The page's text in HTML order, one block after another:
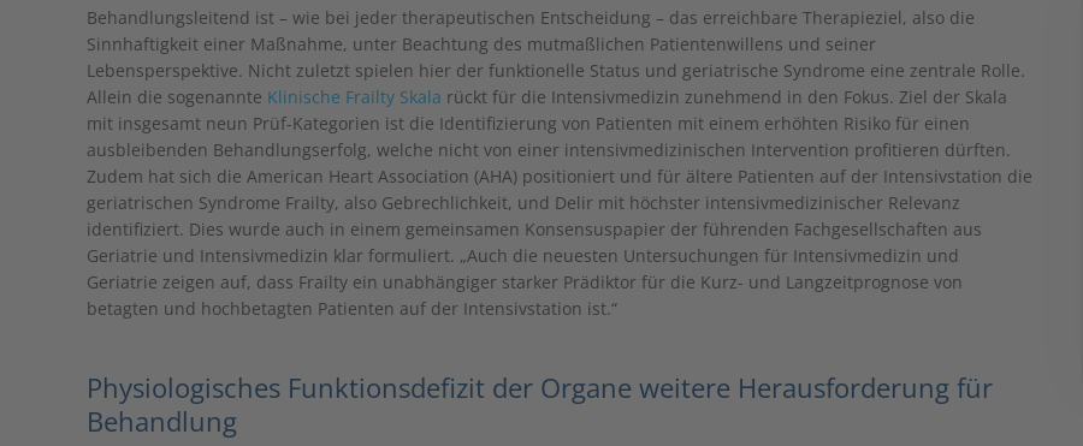
Behandlungsleitend ist – wie bei jeder therapeutischen Entscheidung – das erreichbare Therapieziel, also die
Sinnhaftigkeit einer Maßnahme, unter Beachtung des mutmaßlichen Patientenwillens und seiner
Lebensperspektive. Nicht zuletzt spielen hier der funktionelle Status und geriatrische Syndrome eine zentrale Rolle.
Allein die sogenannte Klinische Frailty Skala rückt für die Intensivmedizin zunehmend in den Fokus. Ziel der Skala
mit insgesamt neun Prüf-Kategorien ist die Identifizierung von Patienten mit einem erhöhten Risiko für einen
ausbleibenden Behandlungserfolg, welche nicht von einer intensivmedizinischen Intervention profitieren dürften.
Zudem hat sich die American Heart Association (AHA) positioniert und für ältere Patienten auf der Intensivstation die
geriatrischen Syndrome Frailty, also Gebrechlichkeit, und Delir mit höchster intensivmedizinischer Relevanz
identifiziert. Dies wurde auch in einem gemeinsamen Konsensuspapier der führenden Fachgesellschaften aus
Geriatrie und Intensivmedizin klar formuliert. „Auch die neuesten Untersuchungen für Intensivmedizin und
Geriatrie zeigen auf, dass Frailty ein unabhängiger starker Prädiktor für die Kurz- und Langzeitprognose von
betagten und hochbetagten Patienten auf der Intensivstation ist.“
Physiologisches Funktionsdefizit der Organe weitere Herausforderung für
Behandlung